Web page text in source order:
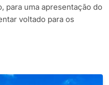
para uma apresentação do
voltado para os